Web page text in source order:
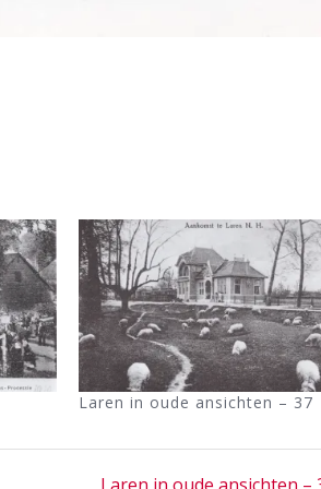
Laren in oude ansichten – 37
Next